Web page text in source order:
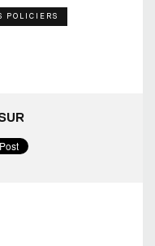
POLICIERS